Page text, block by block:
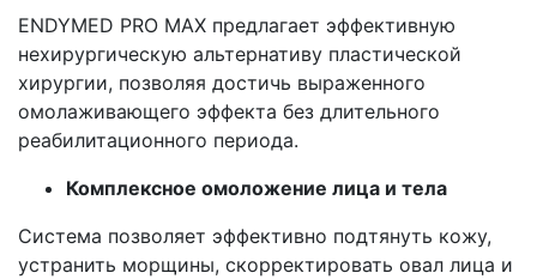
ENDYMED PRO MAX предлагает эффективную
нехирургическую альтернативу пластической
хирургии, позволяя достичь выраженного
омолаживающего эффекта без длительного
реабилитационного периода.
Комплексное омоложение лица и тела
Система позволяет эффективно подтянуть кожу,
устранить морщины, скорректировать овал лица и